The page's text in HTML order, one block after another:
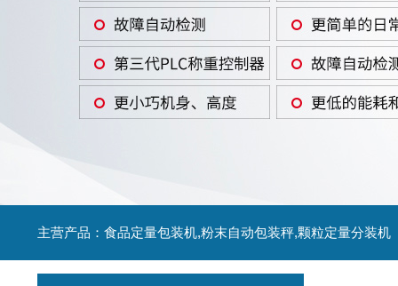
主营产品：食品定量包装机,粉末自动包装秤,颗粒定量分装机